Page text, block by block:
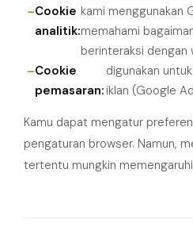
Cookie
analitik:
kami menggunakan
memahami
berinteraksi dengan
Cookie
pemasaran:
digunakan
iklan (Google
Kamu dapat mengatur
pengaturan browser. Namun,
tertentu mungkin